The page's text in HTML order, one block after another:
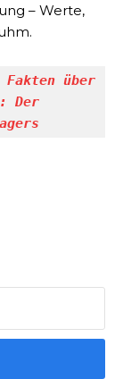
– Werte,
über
Der